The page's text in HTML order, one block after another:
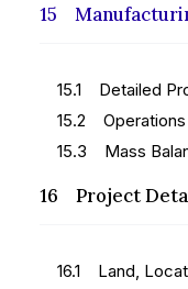
15
15.1 Detailed
15.2 Operations
15.3 Mass
16 Project
16.1 Land,